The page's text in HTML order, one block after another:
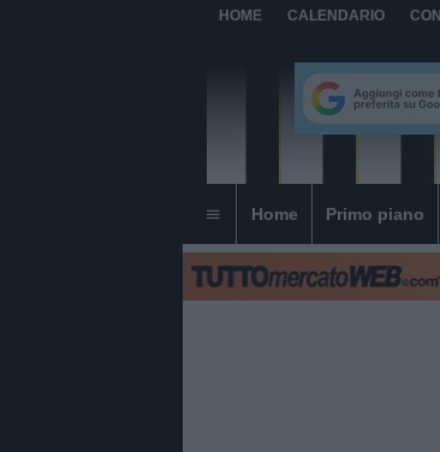
HOME CALENDARIO
Home Primo piano